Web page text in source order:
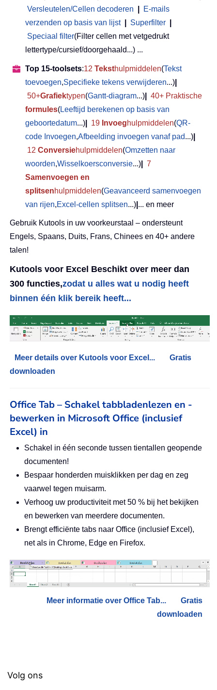
Versleutelen/Cellen decoderen
E-mails
verzenden op basis van lijst
Superfilter
Speciaal filter(Filter cellen met vetgedrukt
lettertype/cursief/doorgehaald...) ...
Top 15-toolsets:12 Teksthulpmiddelen(Tekst
toevoegen,Specifieke tekens verwijderen...)
50+Grafiektypen(Gantt-diagram...)
40+ Praktische
formules(Leeftijd berekenen op basis van
geboortedatum...) 19 Invoeghulpmiddelen(QR-
code Invoegen,Afbeelding invoegen vanaf pad...)
12 Conversiehulpmiddelen(Omzetten naar
woorden,Wisselkoersconversie...)
7
Samenvoegen en
splitsenhulpmiddelen(Geavanceerd samenvoegen
van rijen,Excel-cellen splitsen...) ... en meer
Gebruik Kutools in uw voorkeurstaal – ondersteunt
Engels, Spaans, Duits, Frans, Chinees en 40+ andere
talen!
Kutools voor Excel Beschikt over meer dan
300 functies,zodat u alles wat u nodig heeft
binnen één klik bereik heeft...
Meer details over Kutools voor Excel...
Gratis
downloaden
Office Tab – Schakel tabbladenlezen en -
bewerken in Microsoft Office (inclusief
Excel) in
Schakel in één seconde tussen tientallen geopende
documenten!
Bespaar honderden muisklikken per dag en zeg
vaarwel tegen muisarm.
Verhoog uw productiviteit met 50 % bij het bekijken
en bewerken van meerdere documenten.
Brengt efficiënte tabs naar Office (inclusief Excel),
net als in Chrome, Edge en Firefox.
Meer informatie over Office Tab...
Gratis
downloaden
Volg ons